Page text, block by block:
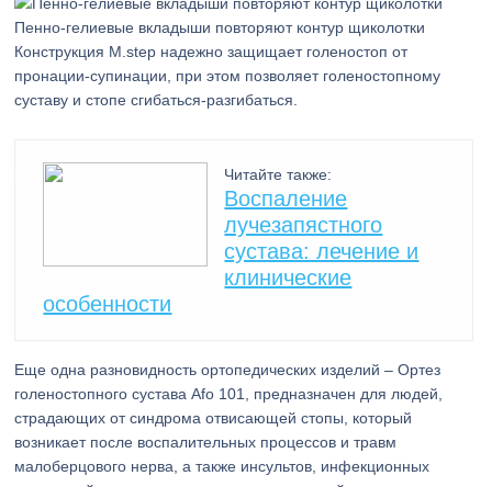
Пенно-гелиевые вкладыши повторяют контур щиколотки
Конструкция M.step надежно защищает голеностоп от
пронации-супинации, при этом позволяет голеностопному
суставу и стопе сгибаться-разгибаться.
Читайте также:
Воспаление
лучезапястного
сустава: лечение и
клинические
особенности
Еще одна разновидность ортопедических изделий – Ортез
голеностопного сустава Afo 101, предназначен для людей,
страдающих от синдрома отвисающей стопы, который
возникает после воспалительных процессов и травм
малоберцового нерва, а также инсультов, инфекционных